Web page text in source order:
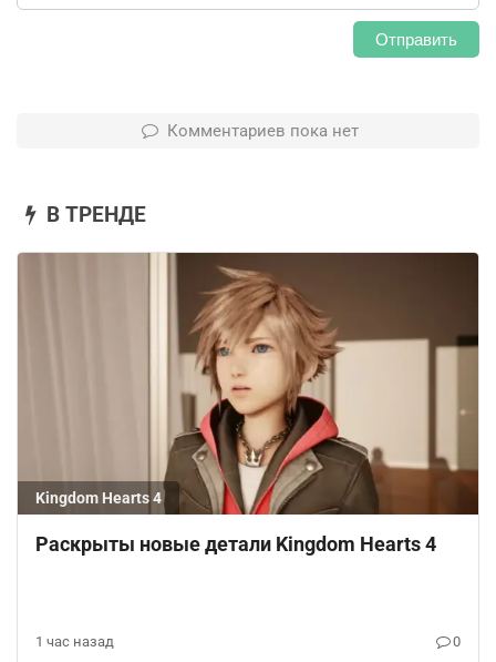
Отправить
Комментариев пока нет
В ТРЕНДЕ
Kingdom Hearts 4
Раскрыты новые детали Kingdom Hearts 4
1 час назад 0